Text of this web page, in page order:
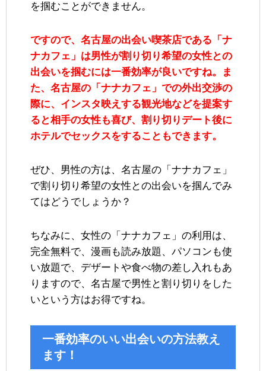
を掴むことができません。
ですので、名古屋の出会い喫茶店である「ナ
ナカフェ」は男性が割り切り希望の女性との
出会いを掴むには一番効率が良いですね。ま
た、名古屋の「ナナカフェ」での外出交渉の
際に、インスタ映えする観光地などを提案す
ると相手の女性も喜び、割り切りデート後に
ホテルでセックスをすることもできます。
ぜひ、男性の方は、名古屋の「ナナカフェ」
で割り切り希望の女性との出会いを掴んでみ
てはどうでしょうか？
ちなみに、女性の「ナナカフェ」の利用は、
完全無料で、漫画も読み放題、パソコンも使
い放題で、デザートや食べ物の差し入れもあ
りますので、名古屋で男性と割り切りをした
いという方はお得ですね。
一番効率のいい出会いの方法教え
ます！